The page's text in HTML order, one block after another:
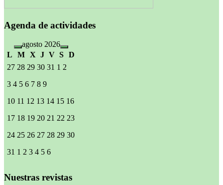
Agenda de actividades
agosto 2026
L
M X J V S D
27 28 29 30 31 1 2
3 4 5 6 7 8 9
10 11 12 13 14 15 16
17 18 19 20 21 22 23
24 25 26 27 28 29 30
31 1 2 3 4 5 6
Nuestras revistas